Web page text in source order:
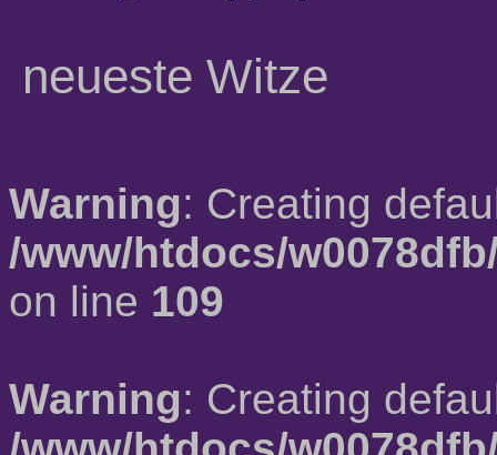
neueste Witze
Warning: Creating
/www/htdocs/
on line 109
Warning: Creating